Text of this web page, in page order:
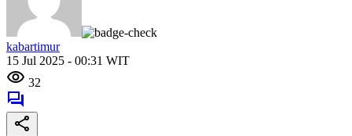
kabartimur
15 Jul 2025 - 00:31 WIT
32